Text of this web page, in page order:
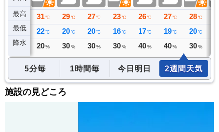
最高
最低
降水
31 ℃
23 ℃
0 ミリ
31 ℃
22 ℃
20 %
29 ℃
20 ℃
30 %
27 ℃
20 ℃
30 %
23 ℃
16 ℃
30 %
26 ℃
17 ℃
40 %
27 ℃
19 ℃
40 %
28 ℃
20 ℃
30 %
5分毎 1時間毎 今日明日 2週間天気
施設の見どころ